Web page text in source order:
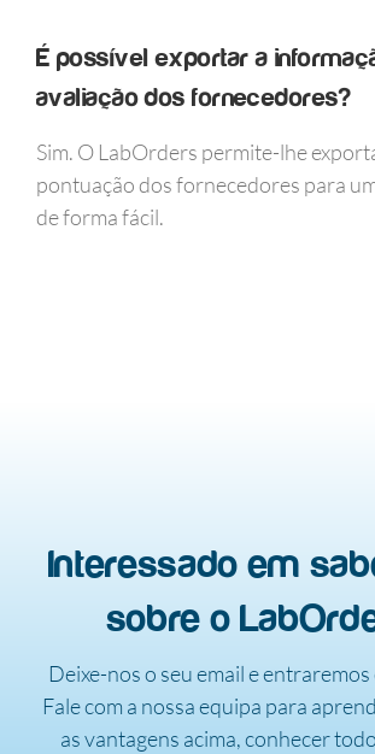
É possível exportar a
avaliação dos fornecedores?
Sim. O LabOrders permite-lhe
pontuação dos fornecedores para
de forma fácil.
Interessado em
sobre o
Deixe-nos o seu email e
Fale com a nossa equipa para
as vantagens acima, conhecer